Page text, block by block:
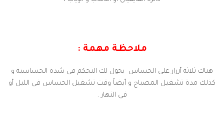
ملاحظة مهمة :
هناك ثلاثة أزرار على الحساس يخول لك التحكم في شدة الحساسية و
كذلك مدة تشغيل المصباح و أيضاً وقت تشغيل الحساس في الليل أو
في النهار .